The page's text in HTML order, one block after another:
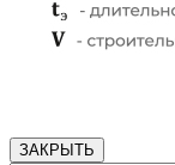
ЗАКРЫТЬ